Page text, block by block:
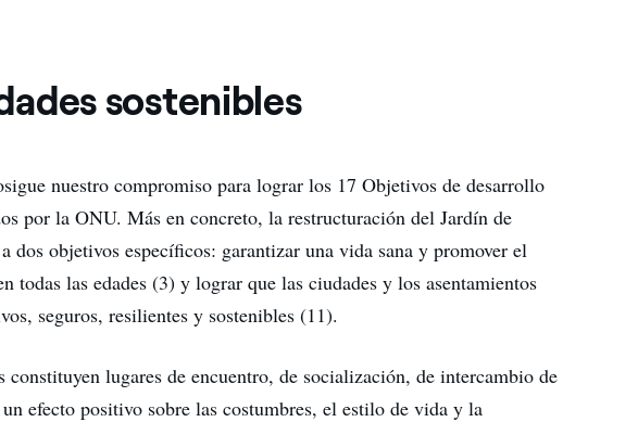
sostenibles
nuestro compromiso para lograr los 17 Objetivos de desarrollo
por la ONU. Más en concreto, la restructuración del Jardín de
dos objetivos específicos: garantizar una vida sana y promover el
todas las edades (3) y lograr que las ciudades y los asentamientos
seguros, resilientes y sostenibles (11).
constituyen lugares de encuentro, de socialización, de intercambio de
efecto positivo sobre las costumbres, el estilo de vida y la